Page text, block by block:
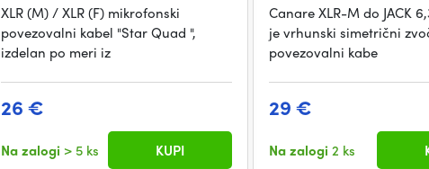
XLR (M) / XLR (F) mikrofonski
povezovalni kabel "Star Quad ",
izdelan po meri iz
26 €
Na zalogi > 5 ks KUPI
Canare XLR-M do JACK
je vrhunski simetrični
povezovalni kabe
29 €
Na zalogi2 ks